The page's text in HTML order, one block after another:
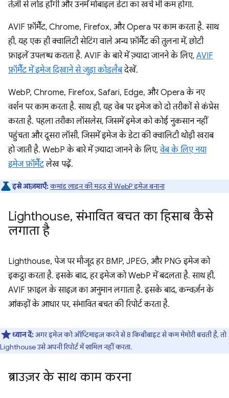
तेज़ी से लोड होंगी और उनमें मोबाइल डेटा का खर्च भी कम होगा.
AVIF फ़ॉर्मैट, Chrome, Firefox, और Opera पर काम करता है. साथ
ही, यह एक ही क्वालिटी सेटिंग वाले अन्य फ़ॉर्मैट की तुलना में, छोटी
फ़ाइलें उपलब्ध कराता है. AVIF के बारे में ज़्यादा जानने के लिए, AVIF
फ़ॉर्मैट में इमेज दिखाने से जुड़ा कोडलैबदेखें.
WebP, Chrome, Firefox, Safari, Edge, और Opera के नए
वर्शन पर काम करता है. साथ ही, यह वेब पर इमेज को दो तरीकों से कंप्रेस
करता है. पहला तरीका लॉसलेस, जिसमें इमेज को कोई नुकसान नहीं
पहुंचता और दूसरा लॉसी, जिसमें इमेज के डेटा की क्वालिटी थोड़ी खराब
हो जाती है. WebP के बारे में ज़्यादा जानने के लिए,वेब के लिए नया
इमेज फ़ॉर्मैटलेख पढ़ें.
इसे आज़माएँ:कमांड लाइन की मदद से WebP इमेज बनाना
Lighthouse, संभावित बचत का हिसाब कैसे
लगाता है
Lighthouse, पेज पर मौजूद हर BMP, JPEG, और PNG इमेज को
इकट्ठा करता है. इसके बाद, हर इमेज को WebP में बदलता है. साथ ही,
AVIF फ़ाइल के साइज़ का अनुमान लगाता है. इसके बाद, कन्वर्ज़न के
आंकड़ों के आधार पर, संभावित बचत की रिपोर्ट करता है.
ध्यान दें:अगर इमेज को ऑप्टिमाइज़ करने से 8 किबीबाइट से कम मेमोरी बचती है, तो
Lighthouse उसे अपनी रिपोर्ट में शामिल नहीं करता.
ब्राउज़र के साथ काम करना